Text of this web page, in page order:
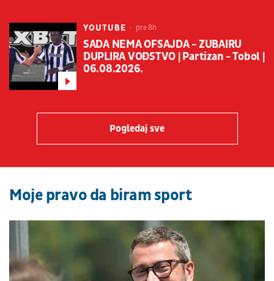
YOUTUBE pre 8h
SADA NEMA OFSAJDA - ZUBAIRU
DUPLIRA VOĐSTVO | Partizan - Tobol |
06.08.2026.
Pogledaj sve
Moje pravo da biram sport